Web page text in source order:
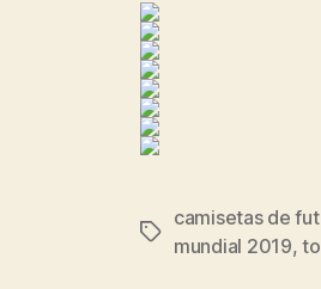
Etiquetas
camisetas de
mundial 2019,